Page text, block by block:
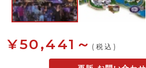
¥50,441～ (税込)